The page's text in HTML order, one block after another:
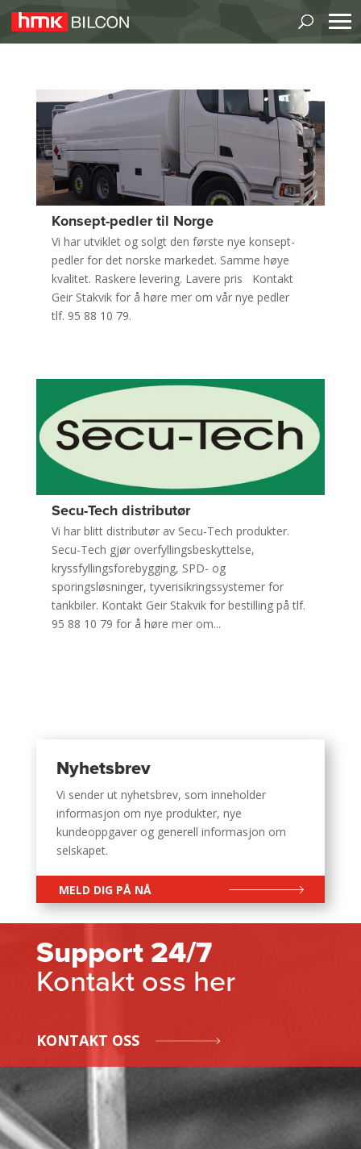
Konsept-pedler til Norge
Vi har utviklet og solgt den første nye konsept-
pedler for det norske markedet. Samme høye
kvalitet. Raskere levering. Lavere pris Kontakt
Geir Stakvik for å høre mer om vår nye pedler
tlf. 95 88 10 79.
Secu-Tech distributør
Vi har blitt distributør av Secu-Tech produkter.
Secu-Tech gjør overfyllingsbeskyttelse,
kryssfyllingsforebygging, SPD- og
sporingsløsninger, tyverisikringssystemer for
tankbiler. Kontakt Geir Stakvik for bestilling på tlf.
95 88 10 79 for å høre mer om...
Nyhetsbrev
Vi sender ut nyhetsbrev, som inneholder
informasjon om nye produkter, nye
kundeoppgaver og generell informasjon om
selskapet.
MELD DIG PÅ NÅ
Support 24/7
Kontakt oss her
KONTAKT OSS